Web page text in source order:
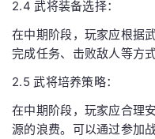
2.4 武将装备选择：
在中期阶段，玩家应根据
完成任务、击败敌人等方
2.5 武将培养策略：
在中期阶段，玩家应合理
源的浪费。可以通过参加